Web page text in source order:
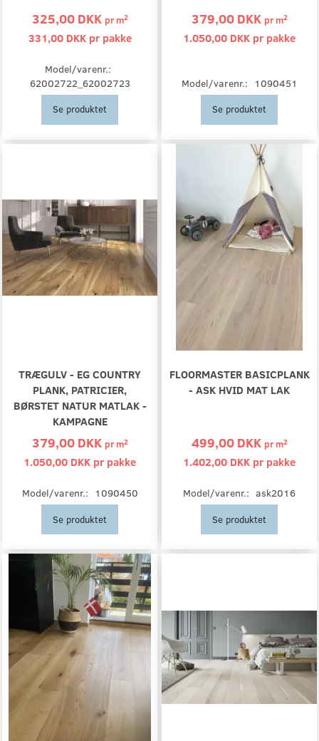
325,00 DKK prm2
331,00 DKK pr pakke
Model/varenr.:
62002722_62002723
Se produktet
379,00 DKK prm2
1.050,00 DKK pr pakke
Model/varenr.: 1090451
Se produktet
TRÆGULV - EG COUNTRY
PLANK, PATRICIER,
BØRSTET NATUR MATLAK -
KAMPAGNE
379,00 DKK prm2
1.050,00 DKK pr pakke
Model/varenr.: 1090450
Se produktet
FLOORMASTER BASICPLANK
- ASK HVID MAT LAK
499,00 DKK prm2
1.402,00 DKK pr pakke
Model/varenr.: ask2016
Se produktet